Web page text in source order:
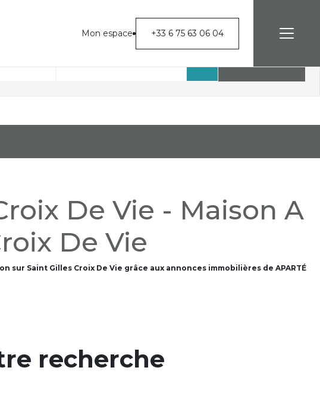
Mon espace +33 6 75 63 06 04
Rechercher
De Vie - Maison A
De Vie
Saint Gilles Croix De Vie grâce aux annonces immobilières de APARTÉ
recherche